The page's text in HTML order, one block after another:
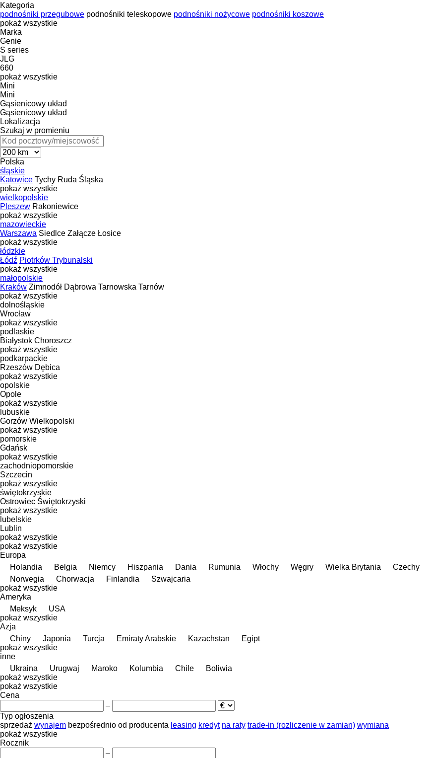
Kategoria
podnośniki przegubowe podnośniki teleskopowe podnośniki nożycowe podnośniki koszowe
pokaż wszystkie
Marka
Genie
S series
JLG
660
pokaż wszystkie
Mini
Mini
Gąsienicowy układ
Gąsienicowy układ
Lokalizacja
Szukaj w promieniu
Polska
śląskie
Katowice Tychy Ruda Śląska
pokaż wszystkie
wielkopolskie
Pleszew Rakoniewice
pokaż wszystkie
mazowieckie
Warszawa Siedlce Załącze Łosice
pokaż wszystkie
łódzkie
Łódź Piotrków Trybunalski
pokaż wszystkie
małopolskie
Kraków Zimnodół Dąbrowa Tarnowska Tarnów
pokaż wszystkie
dolnośląskie
Wrocław
pokaż wszystkie
podlaskie
Białystok Choroszcz
pokaż wszystkie
podkarpackie
Rzeszów Dębica
pokaż wszystkie
opolskie
Opole
pokaż wszystkie
lubuskie
Gorzów Wielkopolski
pokaż wszystkie
pomorskie
Gdańsk
pokaż wszystkie
zachodniopomorskie
Szczecin
pokaż wszystkie
świętokrzyskie
Ostrowiec Świętokrzyski
pokaż wszystkie
lubelskie
Lublin
pokaż wszystkie
pokaż wszystkie
Europa
Holandia
Belgia Niemcy Hiszpania Dania Rumunia Włochy Węgry Wielka Brytania Czechy
Norwegia
Chorwacja Finlandia
Szwajcaria
pokaż wszystkie
Ameryka
Meksyk
USA
pokaż wszystkie
Azja
Chiny
Japonia Turcja Emiraty Arabskie Kazachstan
Egipt
pokaż wszystkie
inne
Ukraina
Urugwaj Maroko Kolumbia Chile
Boliwia
pokaż wszystkie
pokaż wszystkie
Cena
–
Typ ogłoszenia
sprzedaż wynajem bezpośrednio od producenta leasing kredyt na raty trade-in (rozliczenie w zamian) wymiana
pokaż wszystkie
Rocznik
–